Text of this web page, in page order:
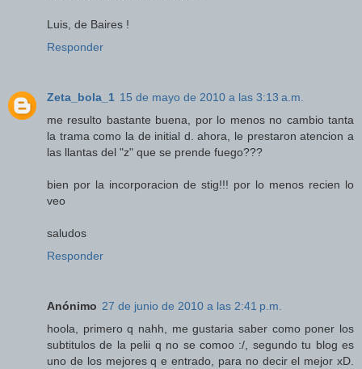
Luis, de Baires !
Responder
Zeta_bola_1 15 de mayo de 2010 a las 3:13 a.m.
me resulto bastante buena, por lo menos no cambio tanta
la trama como la de initial d. ahora, le prestaron atencion a
las llantas del "z" que se prende fuego???
bien por la incorporacion de stig!!! por lo menos recien lo
veo
saludos
Responder
Anónimo 27 de junio de 2010 a las 2:41 p.m.
hoola, primero q nahh, me gustaria saber como poner los
subtitulos de la pelii q no se comoo :/, segundo tu blog es
uno de los mejores q e entrado, para no decir el mejor xD.